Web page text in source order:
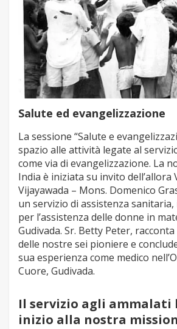
Salute ed evangelizzazione
La sessione “Salute e
spazio alle attività legate al
come via di evangelizzazione. La
India è iniziata su invito dell’allora
Vijayawada – Mons. Domenico
un servizio di assistenza
per l’assistenza delle donne in
Gudivada. Sr. Betty Peter,
delle nostre sei pioniere e
sua esperienza come medico
Cuore, Gudivada.
Il servizio agli ammalati
inizio alla nostra